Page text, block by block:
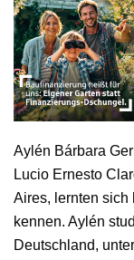
Aylén Bárbara
Lucio Ernesto
Aires, lernten sich
kennen. Aylén
Deutschland,